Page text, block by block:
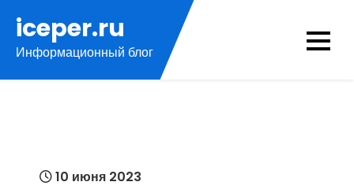
содержимому
iceper.ru
Информационный блог
10 июня 2023